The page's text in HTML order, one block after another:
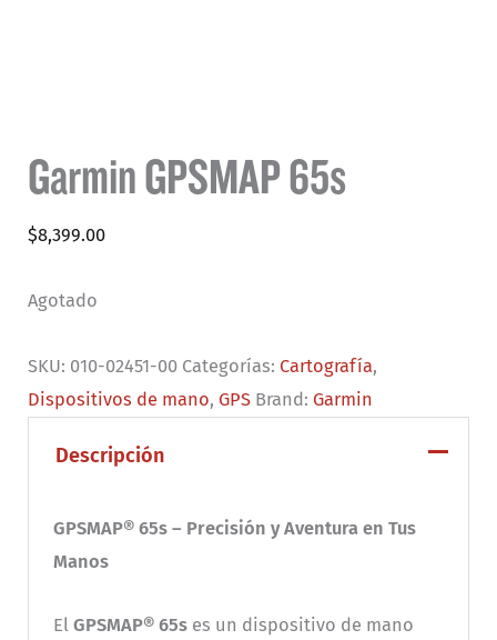
Garmin GPSMAP 65s
$8,399.00
Agotado
SKU: 010-02451-00 Categorías: Cartografía,
Dispositivos de mano, GPS Brand: Garmin
Descripción
GPSMAP® 65s – Precisión y Aventura en Tus
Manos
El GPSMAP® 65ses un dispositivo de mano